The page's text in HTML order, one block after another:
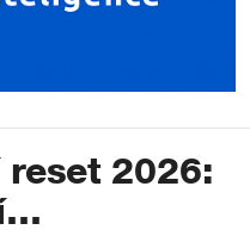
2026: